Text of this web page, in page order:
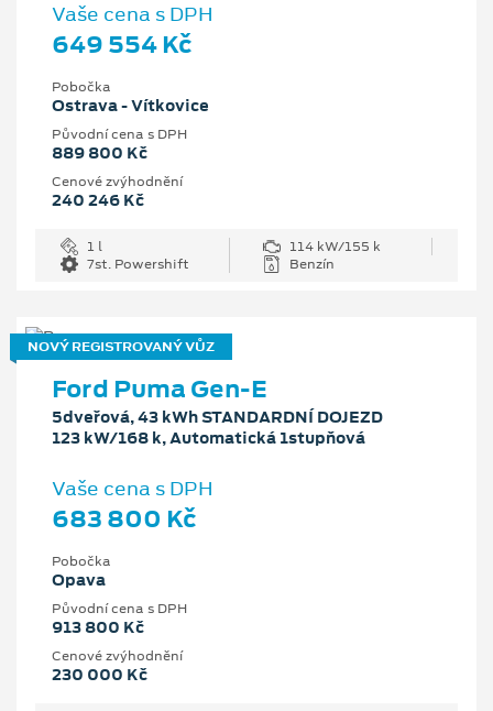
Vaše cena s DPH
649 554 Kč
Pobočka
Ostrava - Vítkovice
Původní cena s DPH
889 800 Kč
Cenové zvýhodnění
240 246 Kč
1 l
114 kW/155 k
7st. Powershift
Benzín
NOVÝ REGISTROVANÝ VŮZ
Ford Puma Gen-E
5dveřová, 43 kWh STANDARDNÍ DOJEZD
123 kW/168 k, Automatická 1stupňová
Vaše cena s DPH
683 800 Kč
Pobočka
Opava
Původní cena s DPH
913 800 Kč
Cenové zvýhodnění
230 000 Kč